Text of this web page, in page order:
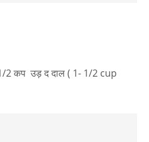
1/2 कप उड़ द दाल ( 1- 1/2 cup